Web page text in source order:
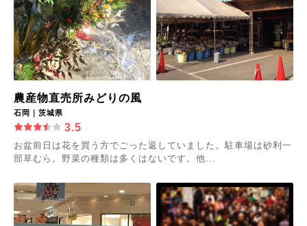
農産物直売所みどりの風
石岡｜茨城県
3.5
お盆前日は花を買う方でごった返していました。駐車場は砂利一
部草むら。野菜の種類は多くはないです。他...